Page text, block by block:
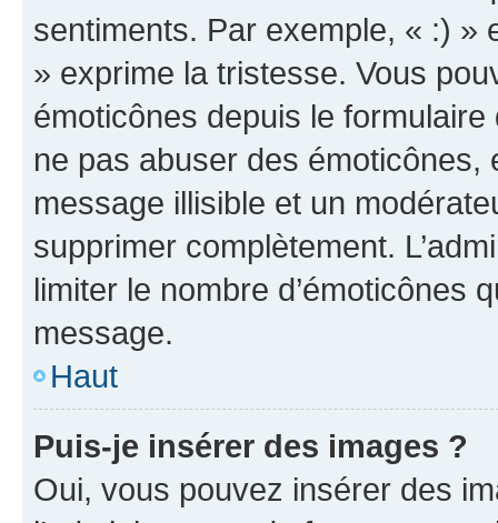
sentiments. Par exemple, « :) »
» exprime la tristesse. Vous
émoticônes depuis le
ne pas abuser des
message illisible et un
supprimer complètement.
limiter le nombre d’émoticônes
message.
Haut
Puis-je insérer des images ?
Oui, vous pouvez insérer des